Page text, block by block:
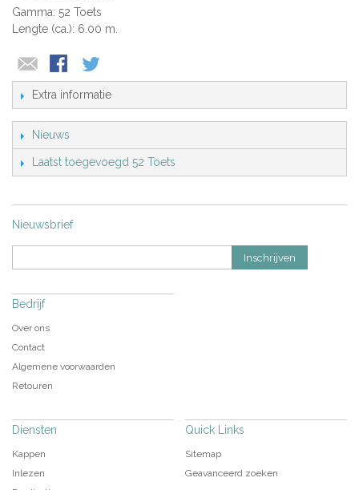
Gamma: 52 Toets
Lengte (ca.): 6.00 m.
Extra informatie
Nieuws
Laatst toegevoegd 52 Toets
Nieuwsbrief
Inschrijven
Bedrijf
Over ons
Contact
Algemene voorwaarden
Retouren
Diensten
Kappen
Inlezen
Quick Links
Sitemap
Geavanceerd zoeken